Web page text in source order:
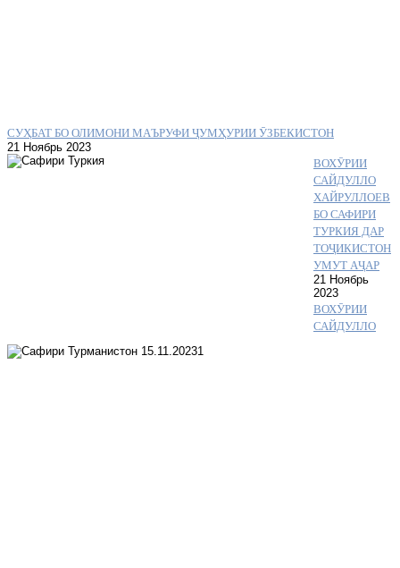
СУҲБАТ БО ОЛИМОНИ МАЪРУФИ ҶУМҲУРИИ ӮЗБЕКИСТОН
21 Ноябрь 2023
ВОХӮРИИ
САЙДУЛЛО
ХАЙРУЛЛОЕВ
БО САФИРИ
ТУРКИЯ ДАР
ТОҶИКИСТОН
УМУТ АҶАР
21 Ноябрь
2023
ВОХӮРИИ
САЙДУЛЛО